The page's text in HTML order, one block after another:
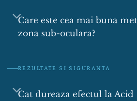
Care este cea mai buna
zona sub-oculara?
REZULTATE SI SIGURANTA
Cat dureaza efectul la Acid